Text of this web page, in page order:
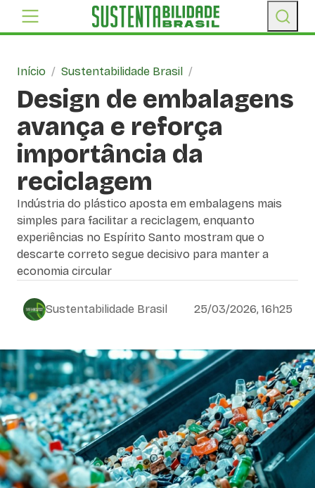
Início / Sustentabilidade Brasil /
Design de embalagens
avança e reforça
importância da
reciclagem
Indústria do plástico aposta em embalagens mais
simples para facilitar a reciclagem, enquanto
experiências no Espírito Santo mostram que o
descarte correto segue decisivo para manter a
economia circular
Sustentabilidade Brasil 25/03/2026, 16h25